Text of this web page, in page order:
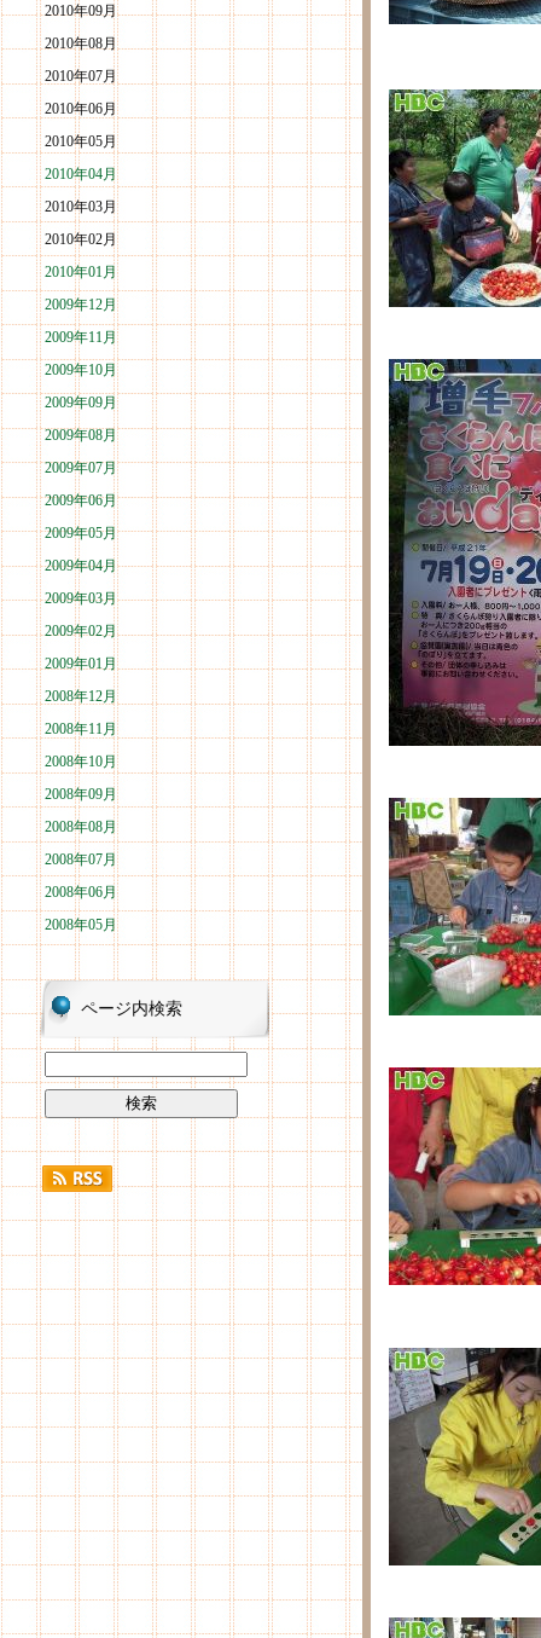
2010年09月
2010年08月
2010年07月
2010年06月
2010年05月
2010年04月
2010年03月
2010年02月
2010年01月
2009年12月
2009年11月
2009年10月
2009年09月
2009年08月
2009年07月
2009年06月
2009年05月
2009年04月
2009年03月
2009年02月
2009年01月
2008年12月
2008年11月
2008年10月
2008年09月
2008年08月
2008年07月
2008年06月
2008年05月
ページ内検索